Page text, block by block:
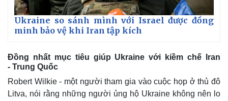
Ukraine so sánh mình với Israel được đồng
minh bảo vệ khi Iran tập kích
Đồng nhất mục tiêu giúp Ukraine với kiềm chế Iran
- Trung Quốc
Robert Wilkie - một người tham gia vào cuộc họp ở thủ đô
Litva, nói rằng những người ủng hộ Ukraine không nên lo